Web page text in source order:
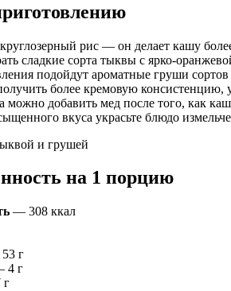
рис — он делает кашу
сладкие сорта тыквы с ярко-
подойдут ароматные груши
более кремовую консистенцию,
можно добавить мед после того, как
вкуса украсьте блюдо
на 1 порцию
— 308 ккал
г
4 г